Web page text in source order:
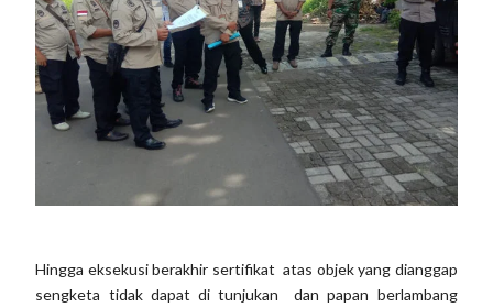
Hingga eksekusi berakhir sertifikat atas objek yang dianggap
sengketa tidak dapat di tunjukan dan papan berlambang